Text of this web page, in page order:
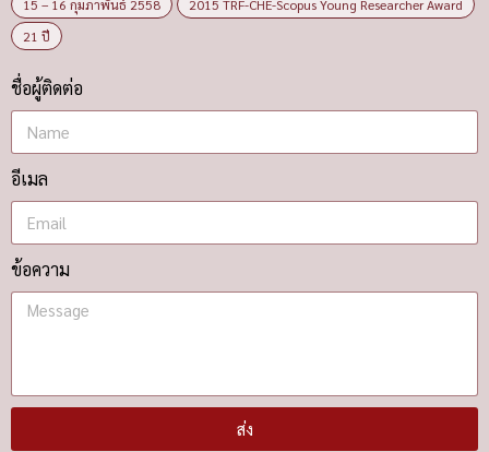
15 – 16 กุมภาพันธ์ 2558
2015 TRF-CHE-Scopus Young Researcher Award
21 ปี
ชื่อผู้ติดต่อ
อีเมล
ข้อความ
ส่ง